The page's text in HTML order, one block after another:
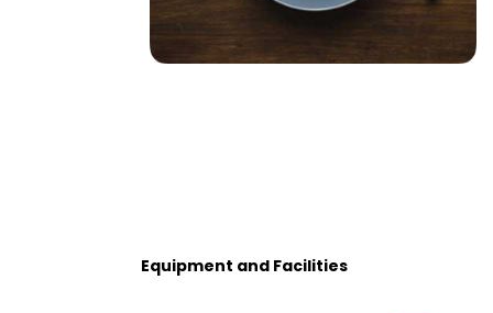
Equipment and Facilities